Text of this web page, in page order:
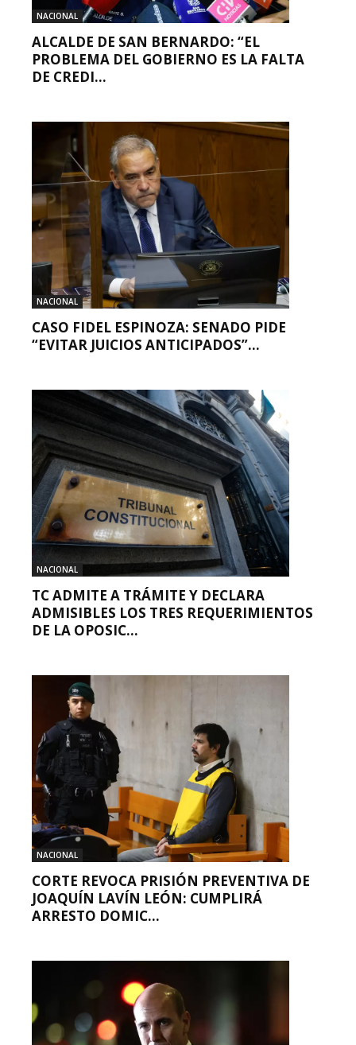
NACIONAL
ALCALDE DE SAN BERNARDO: “EL
PROBLEMA DEL GOBIERNO ES LA FALTA
DE CREDI...
NACIONAL
CASO FIDEL ESPINOZA: SENADO PIDE
“EVITAR JUICIOS ANTICIPADOS”...
NACIONAL
TC ADMITE A TRÁMITE Y DECLARA
ADMISIBLES LOS TRES REQUERIMIENTOS
DE LA OPOSIC...
NACIONAL
CORTE REVOCA PRISIÓN PREVENTIVA DE
JOAQUÍN LAVÍN LEÓN: CUMPLIRÁ
ARRESTO DOMIC...